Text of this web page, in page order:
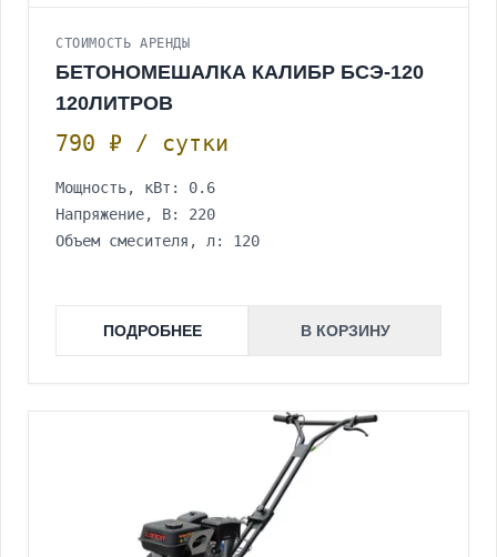
СТОИМОСТЬ АРЕНДЫ
БЕТОНОМЕШАЛКА КАЛИБР БСЭ-120
120ЛИТРОВ
790 ₽ / сутки
Мощность, кВт: 0.6
Напряжение, В: 220
Объем смесителя, л: 120
ПОДРОБНЕЕ В КОРЗИНУ